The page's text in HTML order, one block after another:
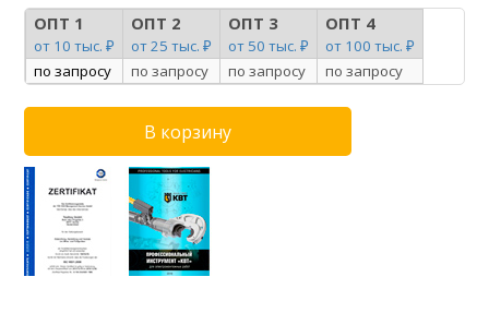
ОПТ 1
от 10 тыс. ₽
ОПТ 2
от 25 тыс. ₽
ОПТ 3
от 50 тыс. ₽
ОПТ 4
от 100 тыс. ₽
по запросу
по запросу по запросу по запросу